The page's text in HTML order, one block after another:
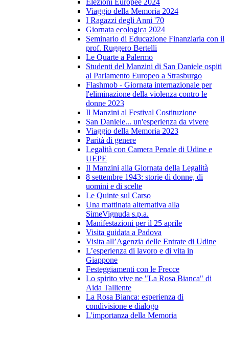
Elezioni Europee 2024
Viaggio della Memoria 2024
I Ragazzi degli Anni '70
Giornata ecologica 2024
Seminario di Educazione Finanziaria con il
prof. Ruggero Bertelli
Le Quarte a Palermo
Studenti del Manzini di San Daniele ospiti
al Parlamento Europeo a Strasburgo
Flashmob - Giornata internazionale per
l'eliminazione della violenza contro le
donne 2023
Il Manzini al Festival Costituzione
San Daniele... un'esperienza da vivere
Viaggio della Memoria 2023
Parità di genere
Legalità con Camera Penale di Udine e
UEPE
Il Manzini alla Giornata della Legalità
8 settembre 1943: storie di donne, di
uomini e di scelte
Le Quinte sul Carso
Una mattinata alternativa alla
SimeVignuda s.p.a.
Manifestazioni per il 25 aprile
Visita guidata a Padova
Visita all’Agenzia delle Entrate di Udine
L’esperienza di lavoro e di vita in
Giappone
Festeggiamenti con le Frecce
Lo spirito vive ne "La Rosa Bianca" di
Aida Talliente
La Rosa Bianca: esperienza di
condivisione e dialogo
L'importanza della Memoria